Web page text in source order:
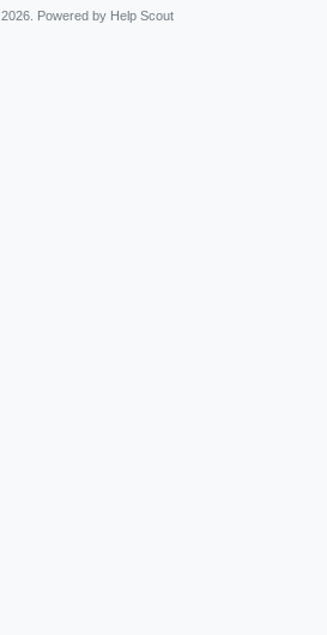
2026. Powered by Help Scout